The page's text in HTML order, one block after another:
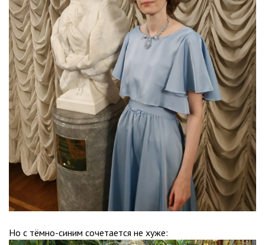
Но с тёмно-синим сочетается не хуже: